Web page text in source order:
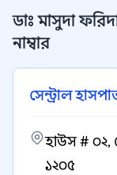
ডাঃ মাসুদা
নাম্বার
সেন্ট্রাল
হাউস # ০২,
১২০৫